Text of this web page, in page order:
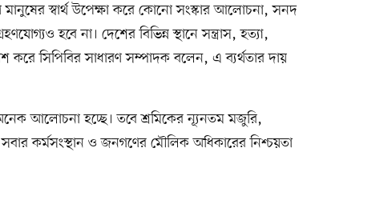
স্বার্থ উপেক্ষা করে কোনো সংস্কার আলোচনা, সনদ
হবে না। দেশের বিভিন্ন স্থানে সন্ত্রাস, হত্যা,
করে সিপিবির সাধারণ সম্পাদক বলেন, এ ব্যর্থতার দায়
আলোচনা হচ্ছে। তবে শ্রমিকের ন্যূনতম মজুরি,
কর্মসংস্থান ও জনগণের মৌলিক অধিকারের নিশ্চয়তা